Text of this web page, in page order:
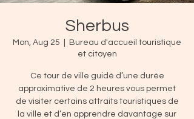
Sherbus
Mon, Aug 25
Bureau d'accueil touristique
et citoyen
Ce tour de ville guidé d’une durée
approximative de 2 heures vous permet
de visiter certains attraits touristiques de
la ville et d’en apprendre davantage sur